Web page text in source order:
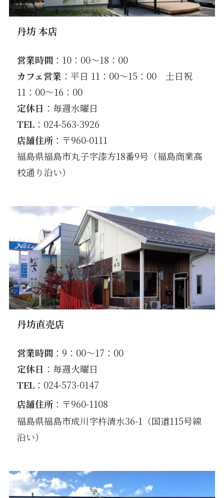
丹坊 本店
営業時間 ：10：00〜18：00
カフェ営業 ：平日 11：00〜15：00 土日祝
11：00～16：00
定休日 ：毎週水曜日
TEL ：024-563-3926
店舗住所 ：〒960-0111
福島県福島市丸子字漆方18番9号（福島商業高
校通り沿い）
丹坊直売店
営業時間 ：9：00〜17：00
定休日 ：毎週火曜日
TEL ：024-573-0147
店舗住所 ：〒960-1108
福島県福島市成川字杵清水36-1（国道115号線
沿い）